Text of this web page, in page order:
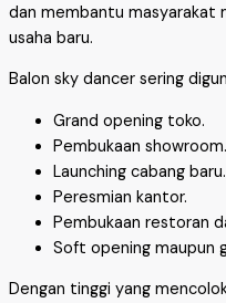
dan membantu masyarakat
usaha baru.
Balon sky dancer sering
Grand opening toko.
Pembukaan showroom.
Launching cabang baru.
Peresmian kantor.
Pembukaan restoran
Soft opening maupun
Dengan tinggi yang